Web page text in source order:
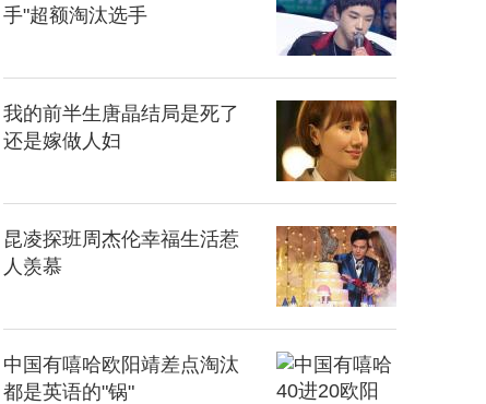
手"超额淘汰选手
我的前半生唐晶结局是死了
还是嫁做人妇
昆凌探班周杰伦幸福生活惹
人羡慕
中国有嘻哈欧阳靖差点淘汰
都是英语的"锅"